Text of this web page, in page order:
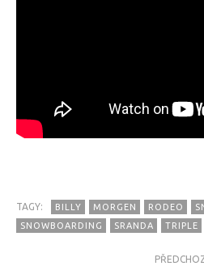
TAGY: BILLY MORGEN RODEO
SNOWBOARDING
SRANDA TRIPLE